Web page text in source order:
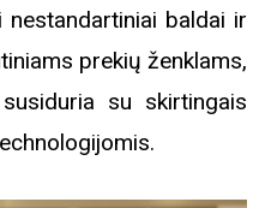
nestandartiniai baldai ir
prekių ženklams,
su skirtingais